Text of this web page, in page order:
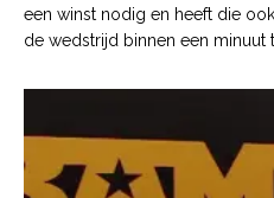
een winst nodig en heeft die
de wedstrijd binnen een minuut